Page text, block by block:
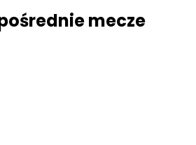
mecze